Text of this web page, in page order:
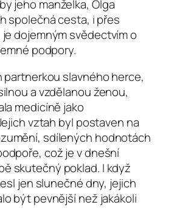
jeho manželka, Olga
společná cesta, i přes
dojemným svědectvím o
podpory.
partnerkou slavného herce,
a vzdělanou ženou,
medicíně jako
vztah byl postaven na
sdílených hodnotách
což je v dnešní
skutečný poklad. I když
jen slunečné dny, jejich
být pevnější než jakákoli